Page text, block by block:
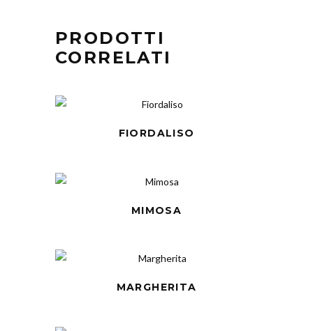
PRODOTTI
CORRELATI
FIORDALISO
MIMOSA
MARGHERITA